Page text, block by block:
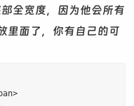
全宽度，因为他会所有
里面了，你有自己的可